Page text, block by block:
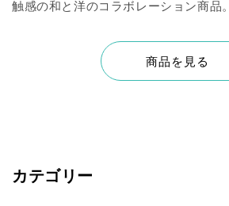
触感の和と洋のコラボレーション商品。
商品を見る
カテゴリー